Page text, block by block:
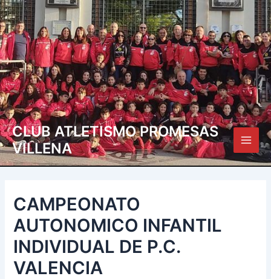
Ir
al
contenido
CLUB ATLETISMO PROMESAS
VILLENA
Main
CAMPEONATO
AUTONOMICO INFANTIL
INDIVIDUAL DE P.C.
VALENCIA
Navegación
de
entradas